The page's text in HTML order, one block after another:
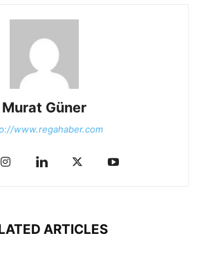
Murat Güner
www.regahaber.com
ARTICLES